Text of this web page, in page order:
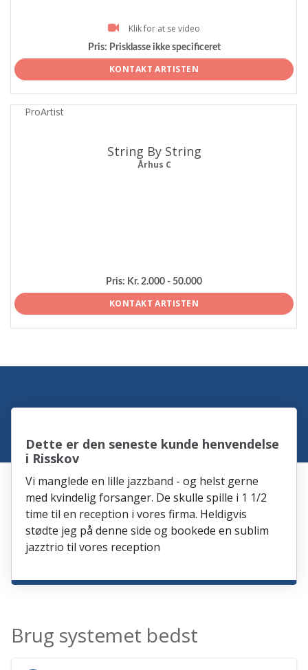
Klik for at se video
Pris: Prisklasse ikke specificeret
KONTAKT ARTISTEN
ProArtist
String By String
Århus C
Pris: Kr. 2.000 - 50.000
KONTAKT ARTISTEN
Dette er den seneste kunde henvendelse
i Risskov
Vi manglede en lille jazzband - og helst gerne
med kvindelig forsanger. De skulle spille i 1 1/2
time til en reception i vores firma. Heldigvis
stødte jeg på denne side og bookede en sublim
jazztrio til vores reception
Brug systemet bedst